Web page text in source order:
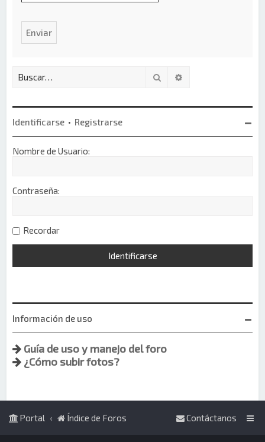
Buscar
Identificarse • Registrarse
Nombre de Usuario:
Contraseña:
Recordar
Información de uso
Guía de uso y manejo del foro
¿Cómo subir fotos?
Portal Índice de Foros Contáctanos